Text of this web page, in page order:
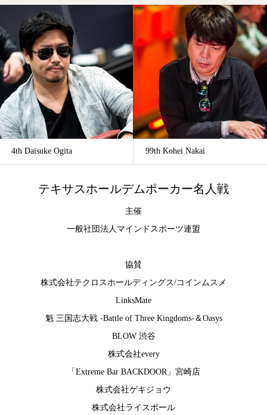
4th Daisuke Ogita 99th Kohei Nakai
テキサスホールデムポーカー名人戦
主催
一般社団法人マインドスポーツ連盟
協賛
株式会社テクロスホールディングス/コインムスメ
LinksMate
魁 三国志大戦 -Battle of Three Kingdoms-＆Oasys
BLOW 渋谷
株式会社every
「Extreme Bar BACKDOOR」宮崎店
株式会社ゲキジョウ
株式会社ライスボール